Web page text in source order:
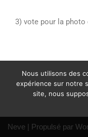
3) vote pour la photo
Neve | Propulsé par
Nous utilisons des
expérience sur notre
site, nous